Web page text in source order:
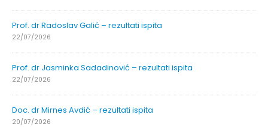
Prof. dr Radoslav Galić – rezultati ispita
22/07/2026
Prof. dr Jasminka Sadadinović – rezultati ispita
22/07/2026
Doc. dr Mirnes Avdić – rezultati ispita
20/07/2026